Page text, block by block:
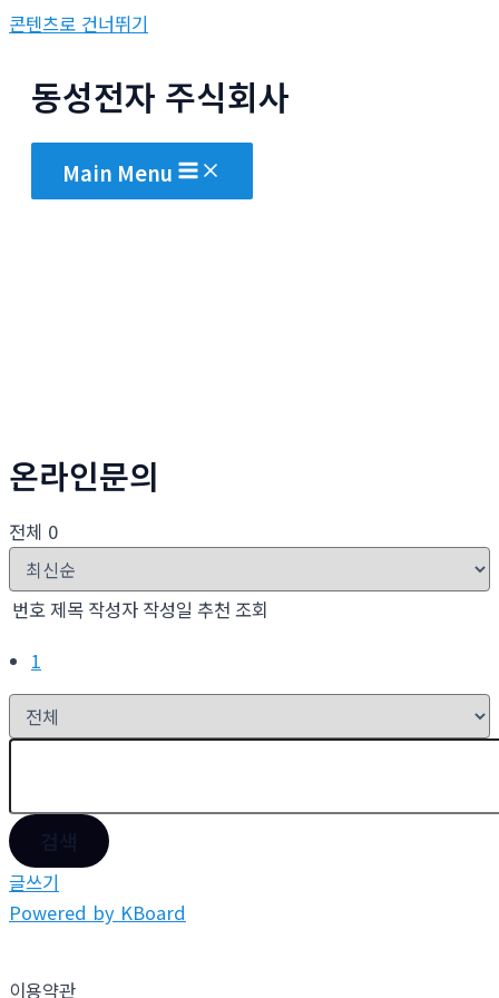
콘텐츠로 건너뛰기
동성전자 주식회사
Main Menu
온라인문의
전체 0
번호제목 작성자 작성일 추천 조회
1
글쓰기
Powered by KBoard
이용약관